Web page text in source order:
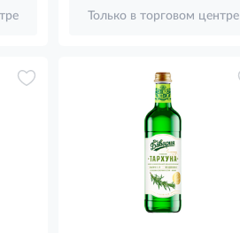
Только в торговом центре